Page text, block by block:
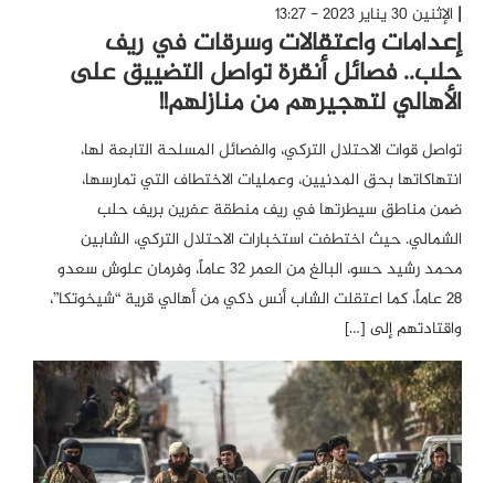
الإثنين 30 يناير 2023 - 13:27
إعدامات واعتقالات وسرقات في ريف
حلب.. فصائل أنقرة تواصل التضييق على
الأهالي لتهجيرهم من منازلهم!!
تواصل قوات الاحتلال التركي، والفصائل المسلحة التابعة لها،
انتهاكاتها بحق المدنيين، وعمليات الاختطاف التي تمارسها،
ضمن مناطق سيطرتها في ريف منطقة عفرين بريف حلب
الشمالي. حيث اختطفت استخبارات الاحتلال التركي، الشابين
محمد رشيد حسو، البالغ من العمر 32 عاماً، وفرمان علوش سعدو
28 عاماً، كما اعتقلت الشاب أنس ذكي من أهالي قرية “شيخوتكا”،
واقتادتهم إلى […]